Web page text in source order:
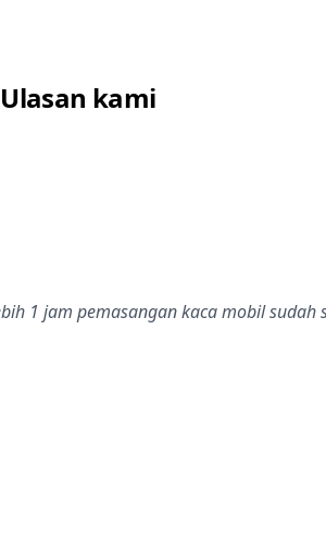
Ulasan kami
1 jam pemasangan kaca mobil sudah